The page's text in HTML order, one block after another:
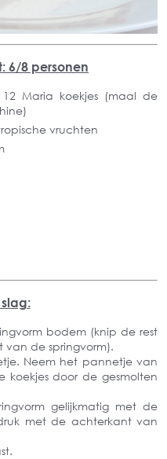
6/8 personen
Maria koekjes (maal de
vruchten
bodem (knip de rest
de springvorm).
Neem het pannetje van
koekjes door de gesmolten
gelijkmatig met de
met de achterkant van